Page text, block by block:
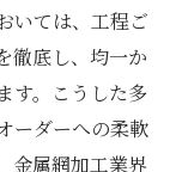
いては、工程ご
徹底し、均一か
す。こうした多
ーダーへの柔軟
金属網加工業界